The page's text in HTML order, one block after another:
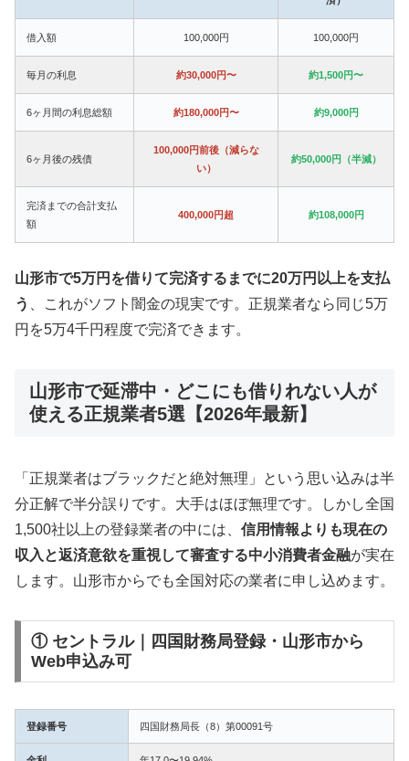
借入額 100,000円 100,000円
毎月の利息 約30,000円〜 約1,500円〜
6ヶ月間の利息総額 約180,000円〜 約9,000円
6ヶ月後の残債
100,000円前後（減らな
い）
約50,000円（半減）
完済までの合計支払
額
400,000円超 約108,000円
山形市で5万円を借りて完済するまでに20万円以上を支払
う
、これがソフト闇金の現実です。正規業者なら同じ5万
円を5万4千円程度で完済できます。
山形市で延滞中・どこにも借りれない人が
使える正規業者5選【2026年最新】
「正規業者はブラックだと絶対無理」という思い込みは半
分正解で半分誤りです。大手はほぼ無理です。しかし全国
1,500社以上の登録業者の中には、 信用情報よりも現在の
収入と返済意欲を重視して審査する中小消費者金融が実在
します。山形市からでも全国対応の業者に申し込めます。
① セントラル｜四国財務局登録・山形市から
Web申込み可
登録番号 四国財務局長（8）第00091号